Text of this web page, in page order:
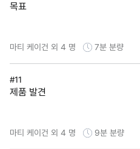
목표
마티 케이건 외 4 명 7분 분량
#11
제품 발견
마티 케이건 외 4 명 9분 분량